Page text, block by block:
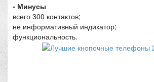
- Минусы
всего 300 контактов;
не информативный индикатор;
функциональность.